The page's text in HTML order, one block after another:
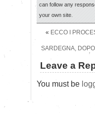
can follow any
your own site.
« ECCO I
SARDEGNA,
Leave a
You must be